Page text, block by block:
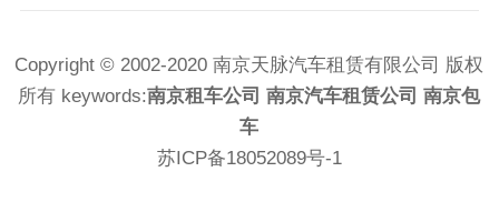
Copyright © 2002-2020 南京天脉汽车租赁有限公司 版权
所有 keywords:南京租车公司 南京汽车租赁公司 南京包
车
苏ICP备18052089号-1